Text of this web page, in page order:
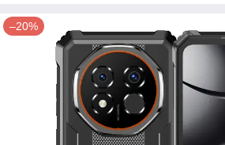
–20%